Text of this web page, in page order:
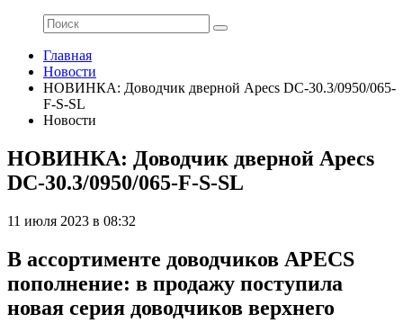
Главная
Новости
НОВИНКА: Доводчик дверной Apecs DC-30.3/0950/065-
F-S-SL
Новости
НОВИНКА: Доводчик дверной Apecs
DC-30.3/0950/065-F-S-SL
11 июля 2023 в 08:32
В ассортименте доводчиков APECS
пополнение: в продажу поступила
новая серия доводчиков верхнего